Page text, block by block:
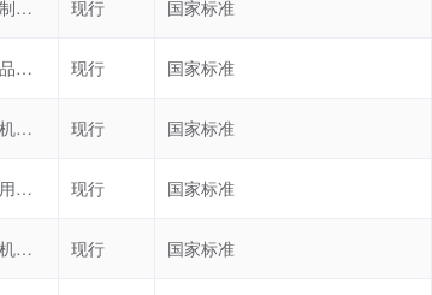
物流无人机货物吊挂控制通用要求 现行 国家标准
民用无人驾驶航空器产品标识要求 现行 国家标准
民用大中型固定翼无人机系统自主能力飞行试验要求 现行 国家标准
大型货运无人机系统通用要求 现行 国家标准
民用大中型固定翼无人机系统试飞风险科目实施要求 现行 国家标准